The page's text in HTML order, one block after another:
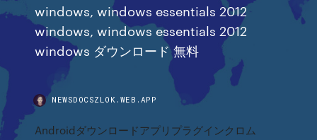
windows, windows essentials 2012
windows, windows essentials 2012
windows ダウンロード 無料
NEWSDOCSZLOK.WEB.APP
Androidダウンロードアプリプラグインクロム